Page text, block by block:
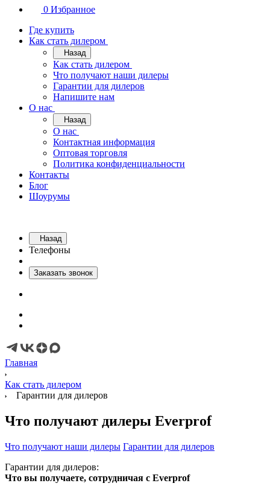
0 Избранное
Где купить
Как стать дилером
Назад
Как стать дилером
Что получают наши дилеры
Гарантии для дилеров
Напишите нам
О нас
Назад
О нас
Контактная информация
Оптовая торговля
Политика конфиденциальности
Контакты
Блог
Шоурумы
Назад
Телефоны
Заказать звонок
Главная
Как стать дилером
Гарантии для дилеров
Что получают дилеры Everprof
Что получают наши дилеры Гарантии для дилеров
Гарантии для дилеров:
Что вы получаете, сотрудничая с Everprof